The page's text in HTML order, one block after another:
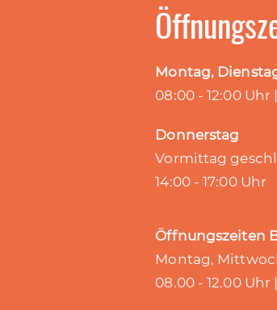
Montag,
08:00 - 12:00 Uhr
Donnerstag
Vormittag
14:00 - 17:00 Uhr
Öffnungszeiten
Montag,
08.00 - 12.00 Uhr